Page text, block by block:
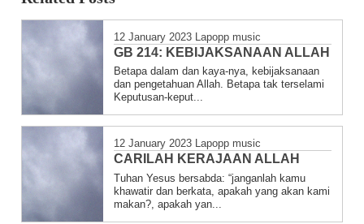
12 January 2023 Lapopp music
GB 214: KEBIJAKSANAAN ALLAH
Betapa dalam dan kaya-nya, kebijaksanaan
dan pengetahuan Allah. Betapa tak terselami
Keputusan-keput...
12 January 2023 Lapopp music
CARILAH KERAJAAN ALLAH
Tuhan Yesus bersabda: “janganlah kamu
khawatir dan berkata, apakah yang akan kami
makan?, apakah yan...